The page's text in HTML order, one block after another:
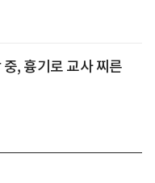
, 흉기로 교사 찌른